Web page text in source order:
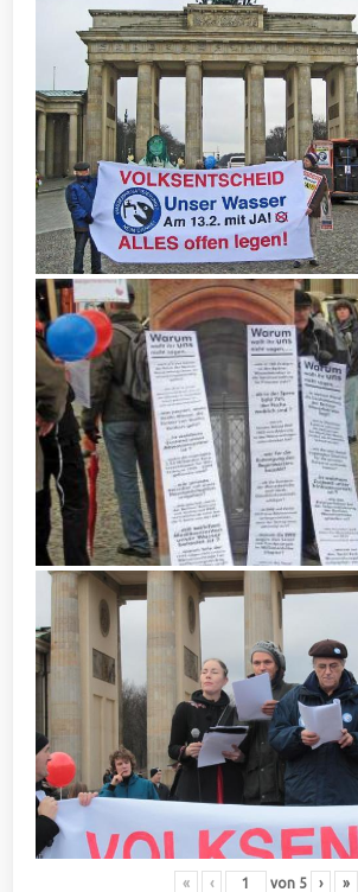
« ‹ von 5 › »